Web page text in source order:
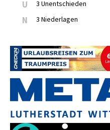
U 3 Unentschieden
N 3 Niederlagen